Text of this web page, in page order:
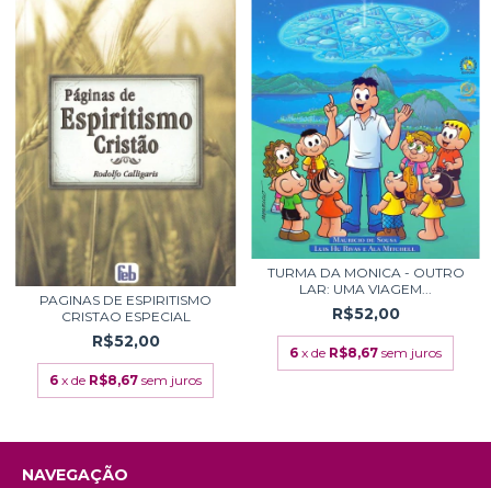
PAGINAS DE ESPIRITISMO
CRISTAO ESPECIAL
R$52,00
6 x de R$8,67 sem juros
TURMA DA MONICA - OUTRO
LAR: UMA VIAGEM...
R$52,00
6 x de R$8,67 sem juros
NAVEGAÇÃO